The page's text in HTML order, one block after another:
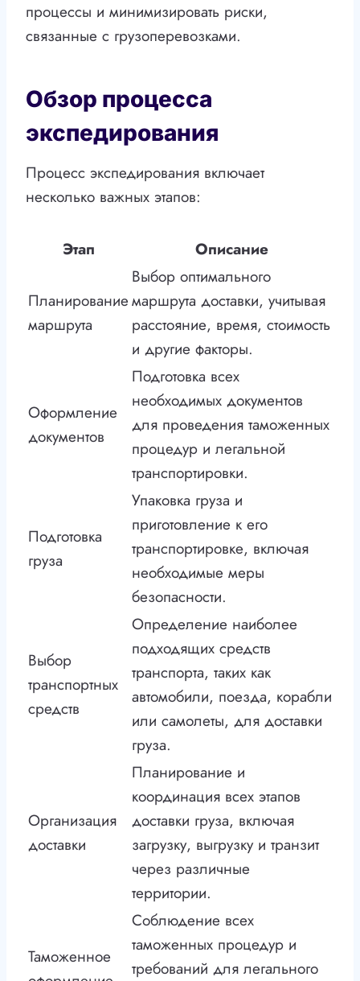
процессы и минимизировать риски,
связанные с грузоперевозками.
Обзор процесса
экспедирования
Процесс экспедирования включает
несколько важных этапов:
Этап Описание
Планирование
маршрута
Выбор оптимального
маршрута доставки, учитывая
расстояние, время, стоимость
и другие факторы.
Оформление
документов
Подготовка всех
необходимых документов
для проведения таможенных
процедур и легальной
транспортировки.
Подготовка
груза
Упаковка груза и
приготовление к его
транспортировке, включая
необходимые меры
безопасности.
Выбор
транспортных
средств
Определение наиболее
подходящих средств
транспорта, таких как
автомобили, поезда, корабли
или самолеты, для доставки
груза.
Организация
доставки
Планирование и
координация всех этапов
доставки груза, включая
загрузку, выгрузку и транзит
через различные
территории.
Таможенное
Соблюдение всех
таможенных процедур и
требований для легального